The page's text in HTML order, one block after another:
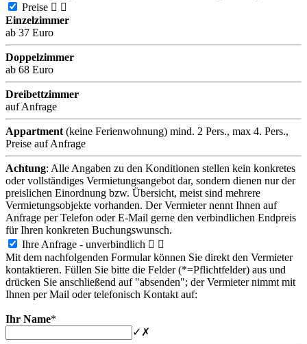
Preise  
Einzelzimmer
ab 37 Euro
Doppelzimmer
ab 68 Euro
Dreibettzimmer
auf Anfrage
Appartment (keine Ferienwohnung) mind. 2 Pers., max 4. Pers.,
Preise auf Anfrage
Achtung: Alle Angaben zu den Konditionen stellen kein konkretes
oder vollständiges Vermietungsangebot dar, sondern dienen nur der
preislichen Einordnung bzw. Übersicht, meist sind mehrere
Vermietungsobjekte vorhanden. Der Vermieter nennt Ihnen auf
Anfrage per Telefon oder E-Mail gerne den verbindlichen Endpreis
für Ihren konkreten Buchungswunsch.
Ihre Anfrage - unverbindlich  
Mit dem nachfolgenden Formular können Sie direkt den Vermieter
kontaktieren. Füllen Sie bitte die Felder (*=Pflichtfelder) aus und
drücken Sie anschließend auf "absenden"; der Vermieter nimmt mit
Ihnen per Mail oder telefonisch Kontakt auf:
Ihr Name*
✓ ✗